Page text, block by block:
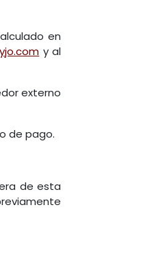
en
y al
externo
de pago.
de esta